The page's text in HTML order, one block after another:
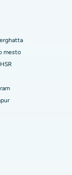
Bangaloreju
mesto